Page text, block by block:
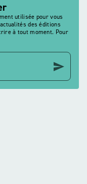
utilisée pour vous
des éditions
à tout moment. Pour
send